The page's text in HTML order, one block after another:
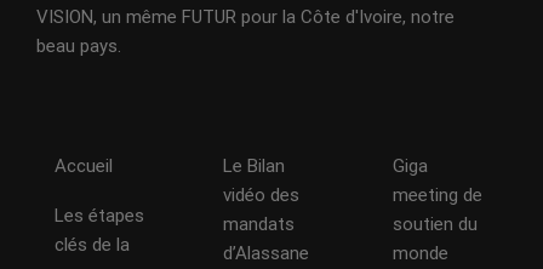
VISION, un même FUTUR pour la Côte d'Ivoire, notre
beau pays.
Accueil
Les étapes
clés de la
Le Bilan
vidéo des
mandats
d’Alassane
Giga
meeting de
soutien du
monde